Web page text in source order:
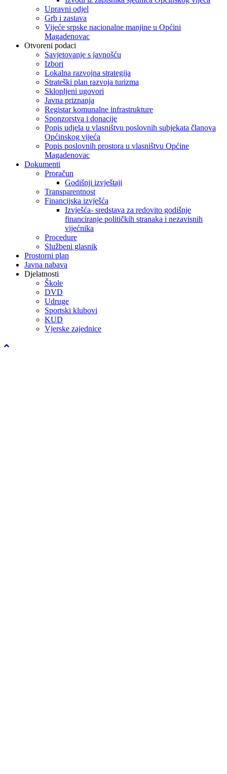
Upravni odjel
Grb i zastava
Vijeće srpske nacionalne manjine u Općini
Magadenovac
Otvoreni podaci
Savjetovanje s javnošću
Izbori
Lokalna razvojna strategija
Strateški plan razvoja turizma
Sklopljeni ugovori
Javna priznanja
Registar komunalne infrastrukture
Sponzorstva i donacije
Popis udjela u vlasništvu poslovnih subjekata članova
Općinskog vijeća
Popis poslovnih prostora u vlasništvu Općine
Magadenovac
Dokumenti
Proračun
Godišnji izvještaji
Transparentnost
Financijska izvješća
Izvješća- sredstava za redovito godišnje
financiranje političkih stranaka i nezavisnih
vijećnika
Procedure
Službeni glasnik
Prostorni plan
Javna nabava
Djelatnosti
Škole
DVD
Udruge
Sportski klubovi
KUD
Vjerske zajednice